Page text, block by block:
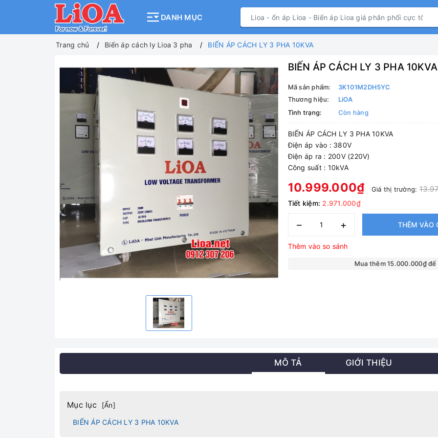
DANH MỤC
Trang chủ Biến áp cách ly Lioa 3 pha BIẾN ÁP CÁCH LY 3 PHA 10KVA
BIẾN ÁP CÁCH LY 3 PHA 10KVA
Mã sản phẩm:
3K101M2DH5YC
Thương hiệu:
LiOA
Tình trạng:
Còn hàng
BIẾN ÁP CÁCH LY 3 PHA 10KVA
Điện áp vào : 380V
Điện áp ra : 200V (220V)
Công suất : 10kVA
10.999.000₫ Giá thị trường:
Tiết kiệm: 2.971.000₫
– + THÊM VÀO
Thêm vào so sánh
Mua thêm 15.000.000₫
MÔ TẢ GIỚI THIỆU
Mục lục [Ẩn]
BIẾN ÁP CÁCH LY 3 PHA 10KVA